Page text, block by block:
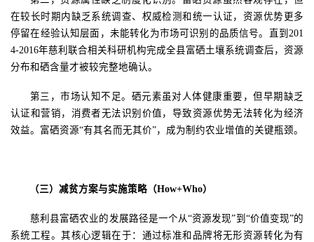
在较长时期内缺乏系统调查、权威检测和统一认证，资源优势更多
停留在经验认知层面，未能转化为市场可识别的品质信号。直到 201
4-2016年慈利联合相关科研机构完成全县富硒土壤系统调查后，资源
分布和硒含量才被较完整地确认。
第三，市场认知不足。硒元素虽对人体健康重要，但早期缺乏
认证和营销，消费者无法识别价值，导致资源优势无法转化为经济
效益。富硒资源“有其名而无其价”，成为制约农业增值的关键瓶颈。
（三）减贫方案与实施策略（How+Who）
慈利县富硒农业的发展路径是一个从“资源发现”到“价值变现”的
系统工程。其核心逻辑在于：通过标准和品牌将无形资源转化为有